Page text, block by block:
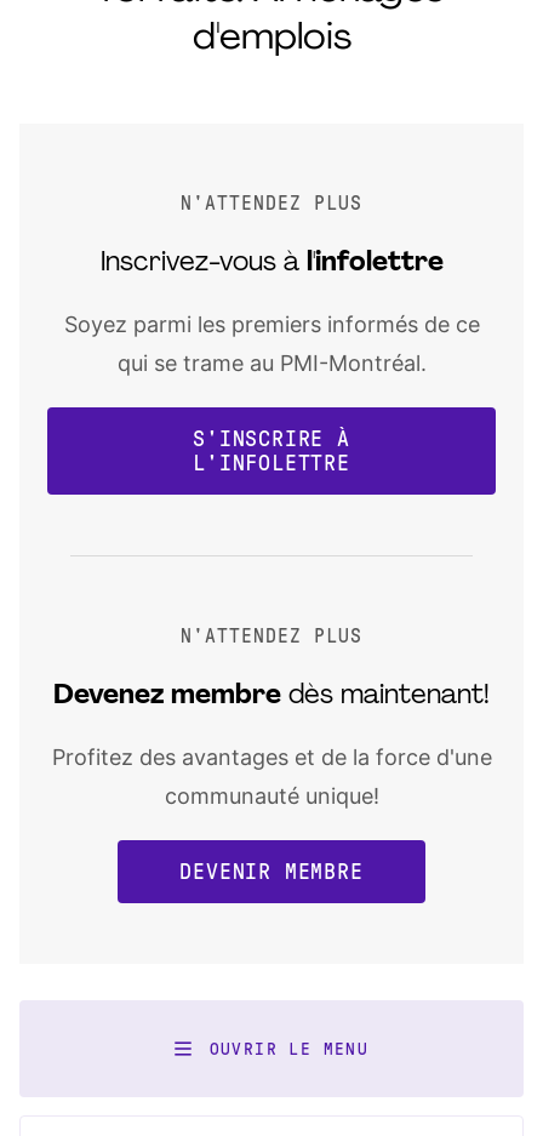
d'emplois
N'ATTENDEZ PLUS
Inscrivez-vous à l'infolettre
Soyez parmi les premiers informés de ce
qui se trame au PMI-Montréal.
S'INSCRIRE À
L'INFOLETTRE
N'ATTENDEZ PLUS
Devenez membre dès maintenant!
Profitez des avantages et de la force d'une
communauté unique!
DEVENIR MEMBRE
OUVRIR LE MENU